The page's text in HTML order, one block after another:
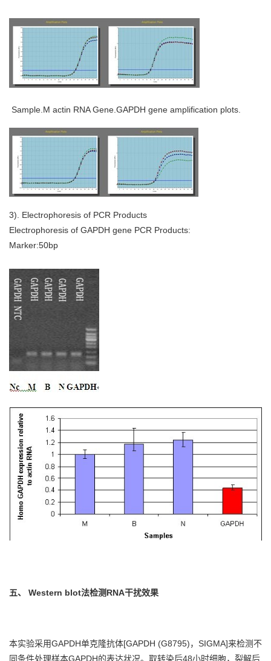
Sample.M actin RNA Gene.GAPDH gene amplification plots.
3). Electrophoresis of PCR Products
Electrophoresis of GAPDH gene PCR Products:
Marker:50bp
五、 Western blot法检测RNA干扰效果
本实验采用GAPDH单克隆抗体[GAPDH (G8795)，SIGMA]来检测不
同条件处理样本GAPDH的表达状况。取转染后48小时细胞，裂解后